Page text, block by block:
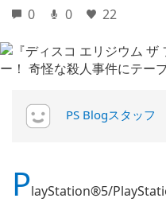
0 0 22
PS Blogスタッフ
PlayStation®5/